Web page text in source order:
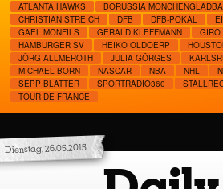
ATLANTA HAWKS
BORUSSIA
CHRISTIAN STREICH
DFB DFB-POKAL
GAEL MONFILS
GERALD KLEFFMANN GIRO
HAMBURGER SV
HEIKO OLDOERP
JÖRG ALLMEROTH
JULIA GÖRGES
MICHAEL BORN
NASCAR NBA NHL
SEPP BLATTER
SPORTRADIO360
TOUR DE FRANCE
Dienstag, 26.05.2015